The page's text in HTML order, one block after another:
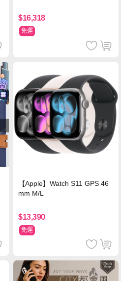
$16,318
免運
【Apple】Watch S11 GPS 46
mm M/L
$13,390
免運